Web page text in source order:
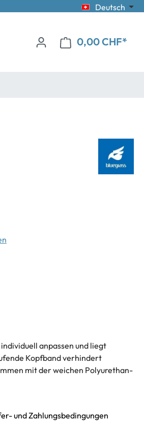
Deutsch
0,00 CHF*
anpassen und liegt
Kopfband verhindert
mit der weichen Polyurethan-
und Zahlungsbedingungen